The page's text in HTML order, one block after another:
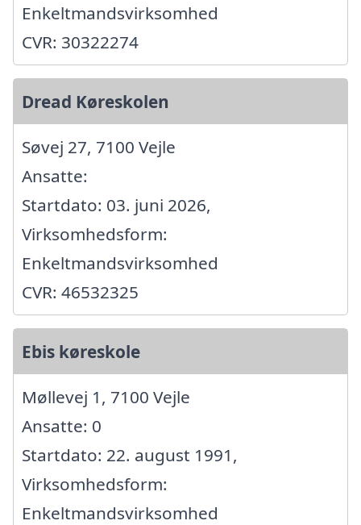
Enkeltmandsvirksomhed
CVR: 30322274
Dread Køreskolen
Søvej 27, 7100 Vejle
Ansatte:
Startdato: 03. juni 2026,
Virksomhedsform:
Enkeltmandsvirksomhed
CVR: 46532325
Ebis køreskole
Møllevej 1, 7100 Vejle
Ansatte: 0
Startdato: 22. august 1991,
Virksomhedsform:
Enkeltmandsvirksomhed